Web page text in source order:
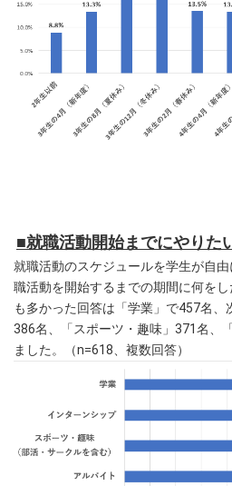
■就職活動開始までにやりた
就職活動のスケジュールを学生が自
職活動を開始するまでの期間に何を
も多かった回答は「学業」で457名、
386名、「スポーツ・趣味」371名、
ました。（n=618、複数回答）